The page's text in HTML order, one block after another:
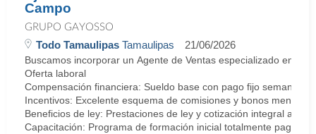
Campo
GRUPO GAYOSSO
Todo Tamaulipas Tamaulipas 21/06/2026
Buscamos incorporar un Agente de Ventas especializado en
Oferta laboral
Compensación financiera: Sueldo base con pago fijo semanal.
Incentivos: Excelente esquema de comisiones y bonos
Beneficios de ley: Prestaciones de ley y cotización integral ante
Capacitación: Programa de formación inicial totalmente pagado.